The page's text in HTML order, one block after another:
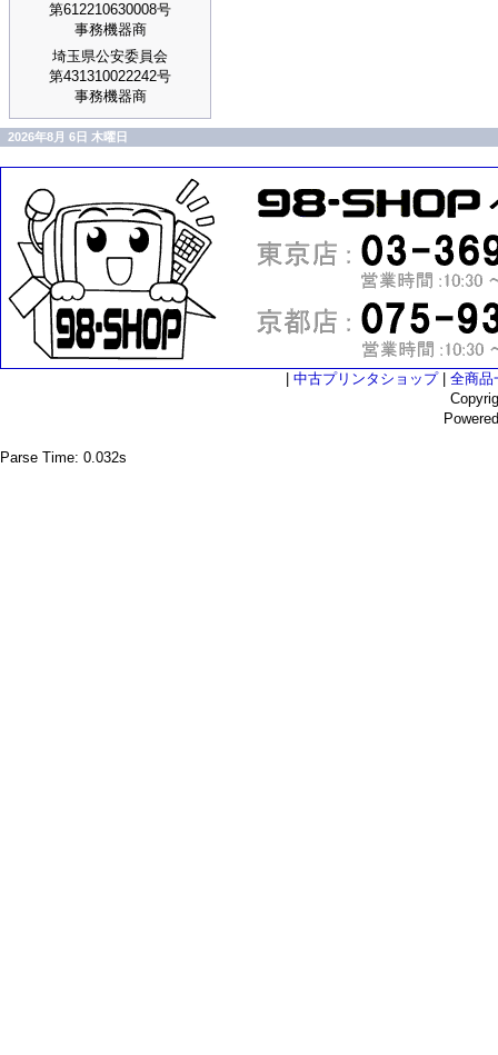
第612210630008号
事務機器商
埼玉県公安委員会
第431310022242号
事務機器商
2026年8月 6日 木曜日
中古プリンタショップ| 全商品
Parse Time: 0.032s